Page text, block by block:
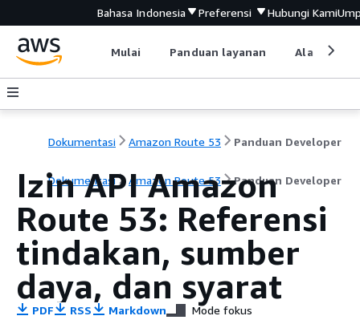
Bahasa Indonesia Preferensi Hubungi Kami
Mulai Panduan layanan Alat
Dokumentasi Amazon Route 53 Panduan Developer
Dokumentasi Amazon Route 53 Panduan Developer
Izin API Amazon
Route 53: Referensi
tindakan, sumber
daya, dan syarat
PDF RSS Markdown Mode fokus